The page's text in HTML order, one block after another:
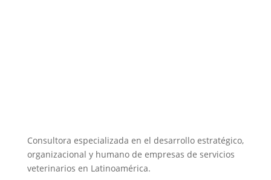
Consultora especializada en el desarrollo estratégico,
organizacional y humano de empresas de servicios
veterinarios en Latinoamérica.